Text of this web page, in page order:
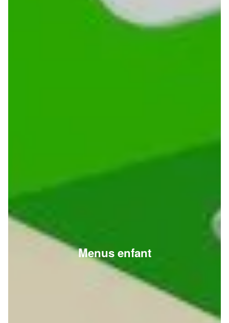
Menus enfant